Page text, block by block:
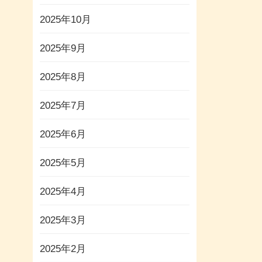
2025年10月
2025年9月
2025年8月
2025年7月
2025年6月
2025年5月
2025年4月
2025年3月
2025年2月